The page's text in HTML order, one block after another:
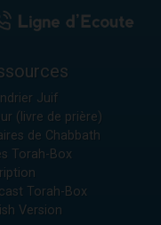
Juif
(livre de prière)
de Chabbath
Torah-Box
Torah-Box
Version